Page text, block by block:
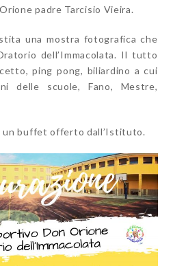
padre Tarcisio Vieira.
una mostra fotografica che
dell’Immacolata. Il tutto
ping pong, biliardino a cui
delle scuole, Fano, Mestre,
un buffet offerto dall’Istituto.